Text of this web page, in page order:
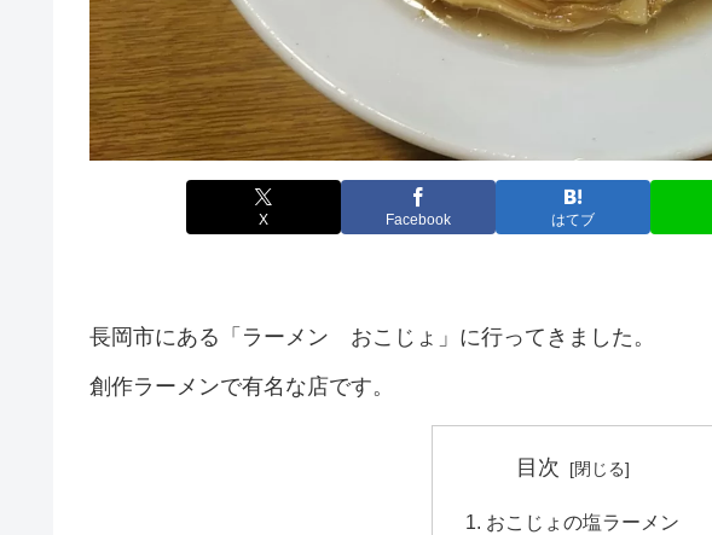
X Facebook はてブ
長岡市にある「ラーメン おこじょ」に行ってきました。
創作ラーメンで有名な店です。
目次
おこじょの塩ラーメン